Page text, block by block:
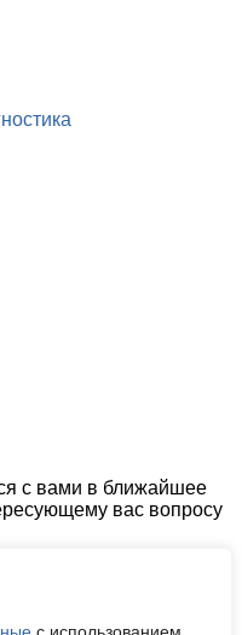
с вами в ближайшее
вас вопросу